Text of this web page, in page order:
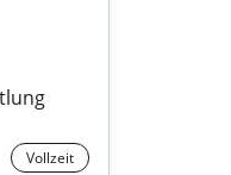
Vollzeit